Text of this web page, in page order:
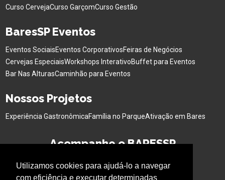
Utilizamos cookies para ajudá-lo a navegar
com eficiência e executar determinadas
Curso CervejaCurso GarçomCurso Gestão
BaresSP Eventos
Eventos SociaisEventos CorporativosFeiras de Negócios
Cervejas EspeciaisWorkshops InterativoBuffet para Eventos
Bar Nas AlturasCaminhão para Eventos
Nossos Projetos
Experiência GastronômicaFamília no ParqueAtivação em Bares
Acompanhe o BARESSP